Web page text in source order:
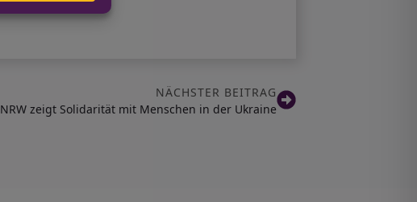
NÄCHSTER BEITRAG
NRW zeigt Solidarität mit Menschen in der Ukraine